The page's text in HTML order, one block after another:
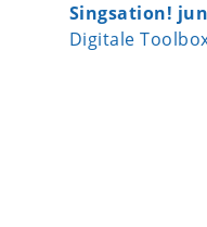
Singsation!
Digitale